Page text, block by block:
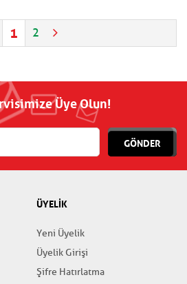
1 2
Üye Olun!
GÖNDER
ÜYELİK
Yeni Üyelik
Üyelik Girişi
Şifre Hatırlatma